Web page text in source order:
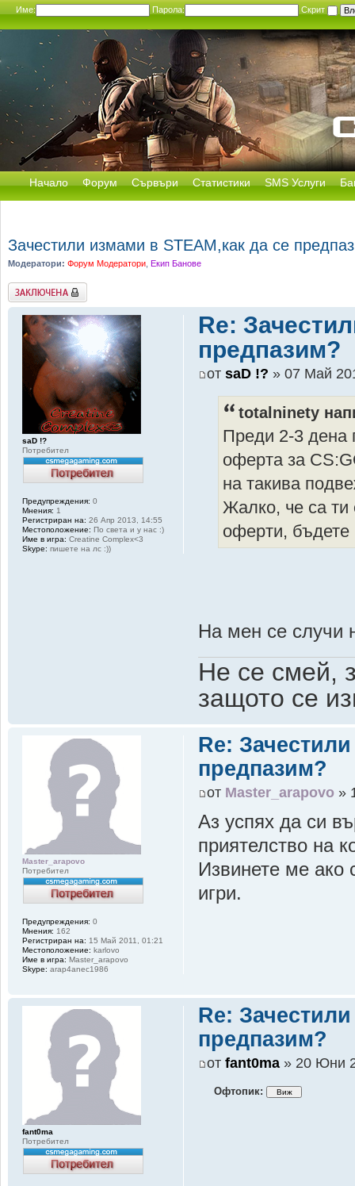
Име: Парола: Скрит
Начало Форум Сървъри Статистики SMS Услуги
Зачестили измами в STEAM,как да се
Модератори: Форум Модератори Екип Банове
Заключена
Re:
предпазим?
отsaD !? » 07 Май
totalninety
Преди 2-3 дена
оферта за
на такива
Жалко, че са ти
оферти, бъдете
На мен се случи
Не се смей,
защото се
saD !?
Потребител
Предупреждения: 0
Мнения: 1
Регистриран на: 26 Апр 2013, 14:55
Местоположение: По света и у нас :)
Име в игра: Creatine Complex<3
Skype: пишете на лс :))
Re:
предпазим?
от Master_arapovo »
Аз успях да си
приятелство на
Извинете ме ако
игри.
Master_arapovo
Потребител
Предупреждения: 0
Мнения: 162
Регистриран на: 15 Май 2011, 01:21
Местоположение: karlovo
Име в игра: Master_arapovo
Skype: arap4anec1986
Re:
предпазим?
отfant0ma » 20 Юни
Офтопик:
fant0ma
Потребител